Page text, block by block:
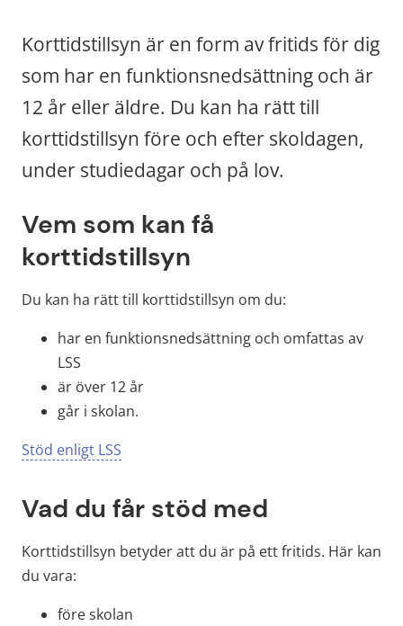
Korttidstillsyn är en form av fritids för dig
som har en funktionsnedsättning och är
12 år eller äldre. Du kan ha rätt till
korttidstillsyn före och efter skoldagen,
under studiedagar och på lov.
Vem som kan få
korttidstillsyn
Du kan ha rätt till korttidstillsyn om du:
har en funktionsnedsättning och omfattas av
LSS
är över 12 år
går i skolan.
Stöd enligt LSS
Vad du får stöd med
Korttidstillsyn betyder att du är på ett fritids. Här kan
du vara:
före skolan